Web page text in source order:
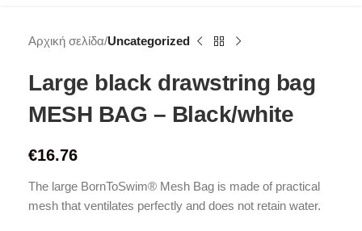
Αρχική σελίδα Uncategorized
Large black drawstring bag
MESH BAG – Black/white
€16.76
The large BornToSwim® Mesh Bag is made of practical
mesh that ventilates perfectly and does not retain water.